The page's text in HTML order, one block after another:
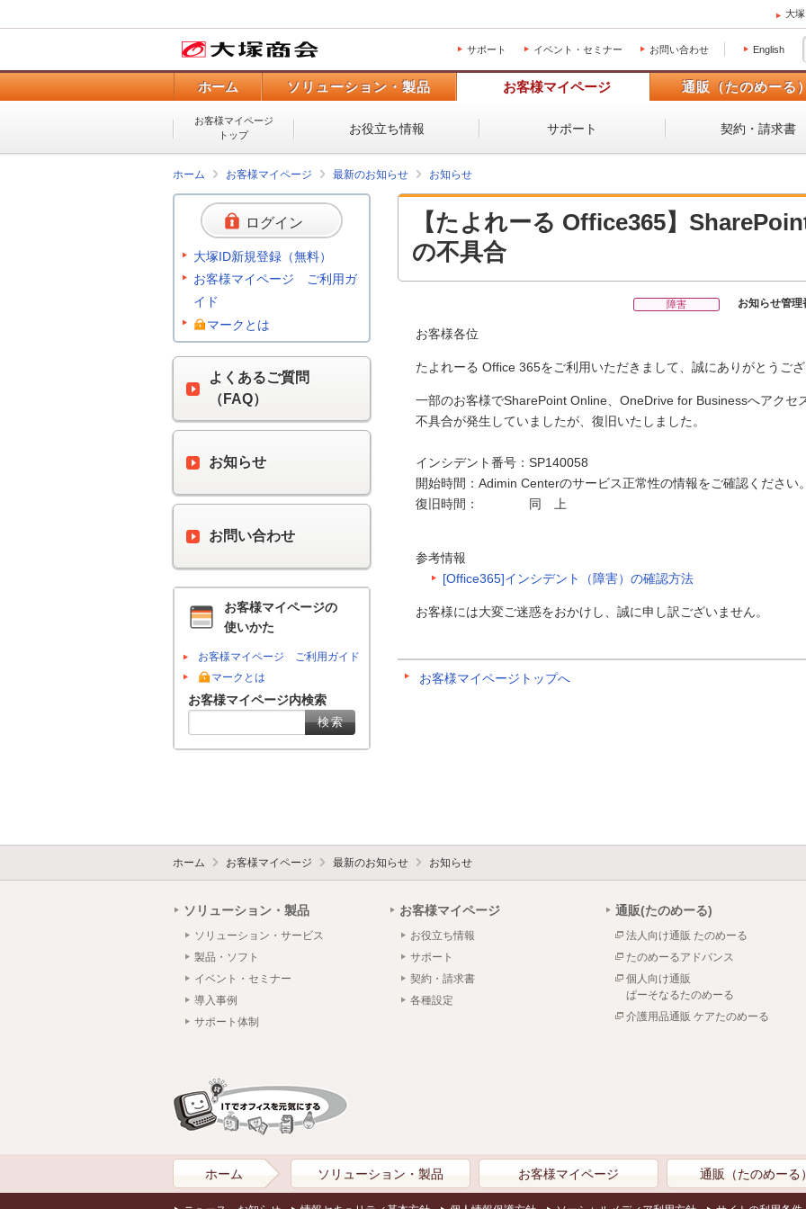
大
サポート イベント・セミナー お問い合わせ English
ホーム ソリューション・製品 お客様マイページ 通販（たのめーる
お客様マイページ
トップ
お役立ち情報 サポート 契約・請求書
ホーム お客様マイページ 最新のお知らせ お知らせ
【たよれーる Office365】
の不具合
障害 お知らせ管理
お客様各位
たよれーる Office 365をご利用いただきまして、誠にありがとうご
一部のお客様でSharePoint Online、OneDrive for Businessへアクセ
不具合が発生していましたが、復旧いたしました。
インシデント番号：SP140058
開始時間：Adimin Centerのサービス正常性の情報をご確認ください
復旧時間： 同 上
参考情報
[Office365]インシデント（障害）の確認方法
お客様には大変ご迷惑をおかけし、誠に申し訳ございません。
お客様マイページトップへ
ログイン
大塚ID新規登録（無料）
お客様マイページ ご利用ガ
イド
マークとは
よくあるご質問
（FAQ）
お知らせ
お問い合わせ
お客様マイページの
使いかた
お客様マイページ ご利用ガイド
マークとは
お客様マイページ内検索
ホーム お客様マイページ 最新のお知らせ お知らせ
ソリューション・製品
ソリューション・サービス
製品・ソフト
イベント・セミナー
導入事例
サポート体制
お客様マイページ
お役立ち情報
サポート
契約・請求書
各種設定
通販(たのめーる)
法人向け通販 たのめーる
たのめーるアドバンス
個人向け通販
ぱーそなるたのめーる
介護用品通販 ケアたのめーる
ホーム ソリューション・製品 お客様マイページ 通販（たのめーる